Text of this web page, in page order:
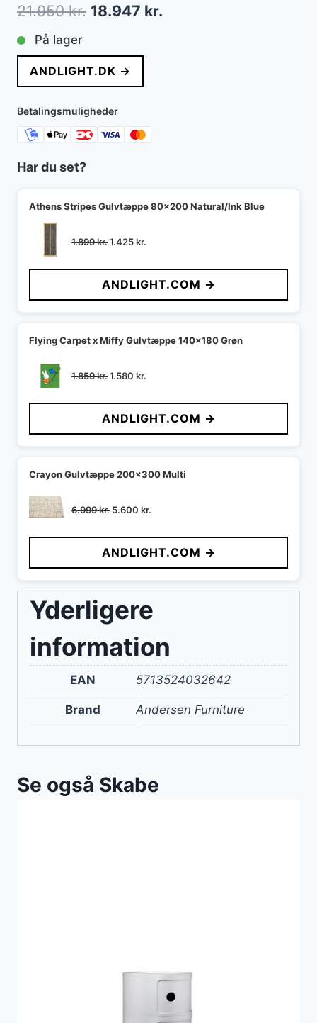
21.950kr. Den
pris
var:
21.950 kr..
18.947 kr.
På lager
ANDLIGHT.DK →
Betalingsmuligheder
Har du set?
Athens Stripes Gulvtæppe 80x200 Natural/Ink Blue
1.899kr.Den
pris
var:
1.899 kr..
1.425kr.
pris
er:
1.425 kr..
ANDLIGHT.COM →
Flying Carpet x Miffy Gulvtæppe 140x180 Grøn
1.859kr.Den
pris
var:
1.859 kr..
1.580 kr.
pris
er:
1.580 kr..
ANDLIGHT.COM →
Crayon Gulvtæppe 200x300 Multi
6.999kr. Den
pris
var:
6.999 kr..
5.600 kr.
pris
er:
5.600 kr..
ANDLIGHT.COM →
Yderligere
information
EAN 5713524032642
Brand Andersen Furniture
Se også Skabe